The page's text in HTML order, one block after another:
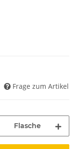
Frage zum Artikel
Flasche